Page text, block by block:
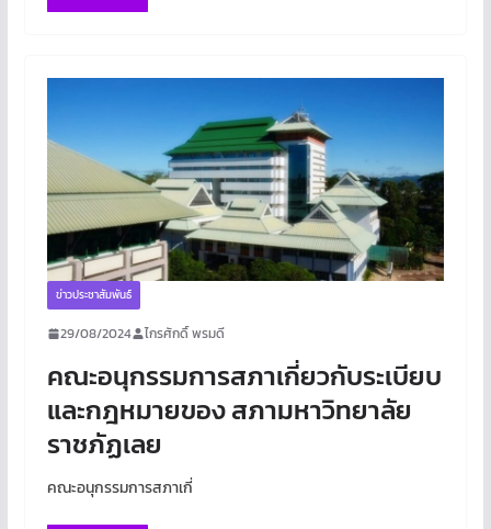
ข่าวประชาสัมพันธ์
29/08/2024 ไกรศักดิ์ พรมดี
คณะอนุกรรมการสภาเกี่ยวกับระเบียบ
และกฎหมายของ สภามหาวิทยาลัย
ราชภัฏเลย
คณะอนุกรรมการสภาเกี่